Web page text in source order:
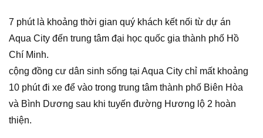
7 phút là khoảng thời gian quý khách kết nối từ dự án
Aqua City đến trung tâm đại học quốc gia thành phố Hồ
Chí Minh.
cộng đồng cư dân sinh sống tại Aqua City chỉ mất khoảng
10 phút đi xe để vào trong trung tâm thành phố Biên Hòa
và Bình Dương sau khi tuyến đường Hương lộ 2 hoàn
thiện.